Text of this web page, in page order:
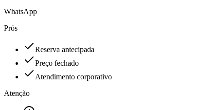
WhatsApp
Prós
Reserva antecipada
Preço fechado
Atendimento corporativo
Atenção